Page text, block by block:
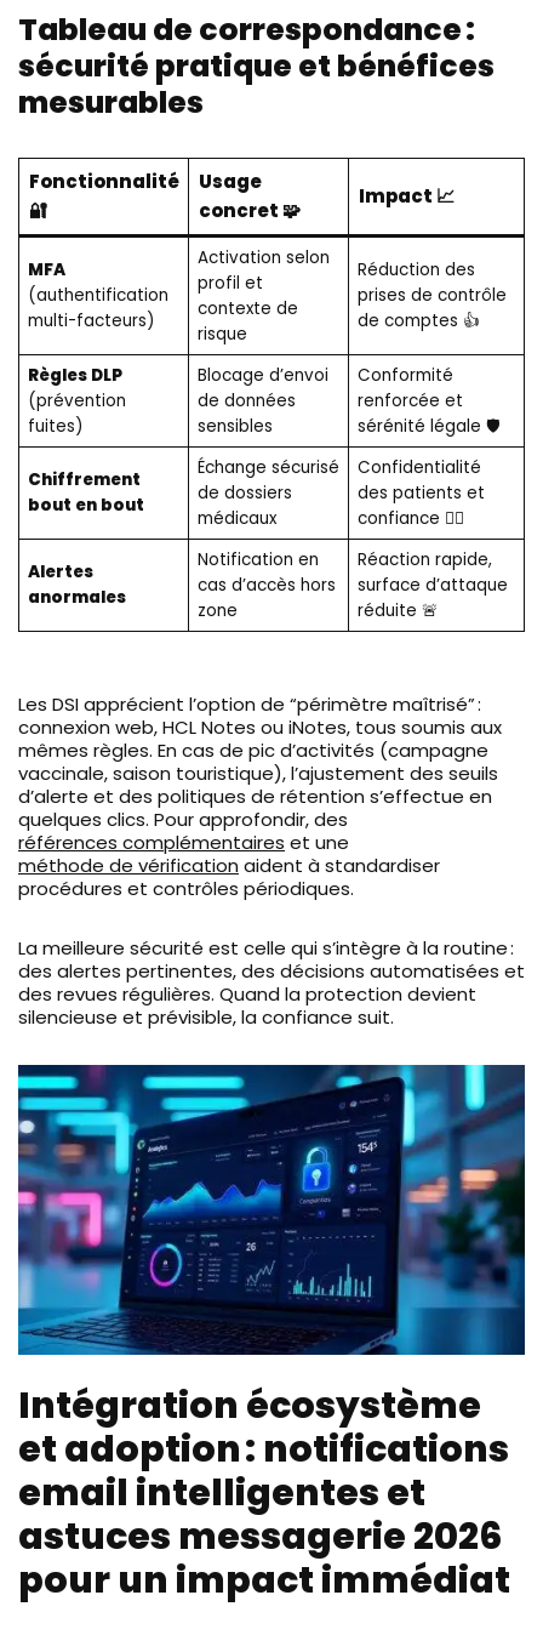
Tableau de correspondance :
sécurité pratique et bénéfices
mesurables
Fonctionnalité
🔐
Usage
concret 🧩
Impact 📈
MFA
(authentification
multi-facteurs)
Activation selon
profil et
contexte de
risque
Réduction des
prises de contrôle
de comptes 👍
Règles DLP
(prévention
fuites)
Blocage d’envoi
de données
sensibles
Conformité
renforcée et
sérénité légale 🛡️
Chiffrement
bout en bout
Échange sécurisé
de dossiers
médicaux
Confidentialité
des patients et
confiance 👩‍⚕️
Alertes
anormales
Notification en
cas d’accès hors
zone
Réaction rapide,
surface d’attaque
réduite 🚨
Les DSI apprécient l’option de “périmètre maîtrisé” :
connexion web, HCL Notes ou iNotes, tous soumis aux
mêmes règles. En cas de pic d’activités (campagne
vaccinale, saison touristique), l’ajustement des seuils
d’alerte et des politiques de rétention s’effectue en
quelques clics. Pour approfondir, des
références complémentaires et une
méthode de vérification aident à standardiser
procédures et contrôles périodiques.
La meilleure sécurité est celle qui s’intègre à la routine :
des alertes pertinentes, des décisions automatisées et
des revues régulières. Quand la protection devient
silencieuse et prévisible, la confiance suit.
Intégration écosystème
et adoption : notifications
email intelligentes et
astuces messagerie 2026
pour un impact immédiat